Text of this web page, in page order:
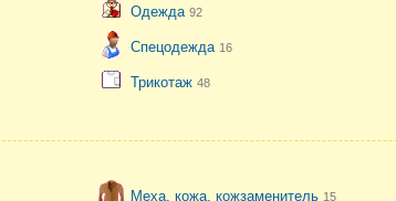
Одежда 92
Спецодежда 16
Трикотаж 48
Меха, кожа, кожзаменитель 15